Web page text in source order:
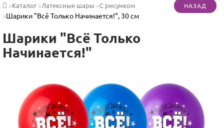
Каталог Латексные шары С рисунком
Шарики "Всё Только Начинается!", 30 см
Шарики "Всё Только
Начинается!"